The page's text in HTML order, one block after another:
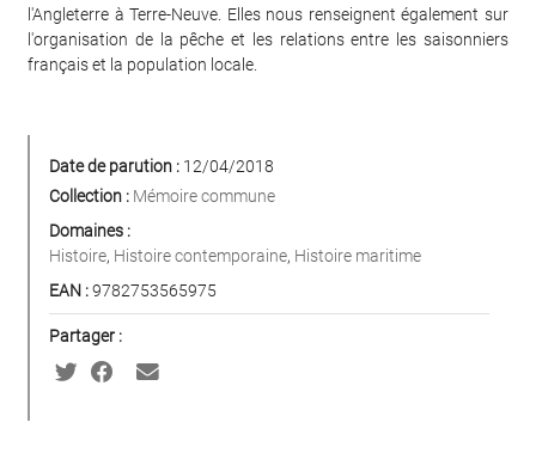
l'Angleterre à Terre-Neuve. Elles nous renseignent également sur
l'organisation de la pêche et les relations entre les saisonniers
français et la population locale.
Date de parution : 12/04/2018
Collection : Mémoire commune
Domaines :
Histoire, Histoire contemporaine, Histoire maritime
EAN :9782753565975
Partager :